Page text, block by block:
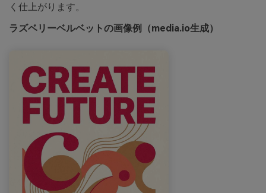
く仕上がります。
ラズベリーベルベットの画像例（media.io生成）